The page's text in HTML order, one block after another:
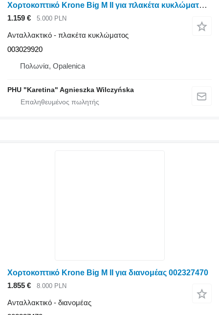
Χορτοκοπτικό Krone Big M II για πλακέτα κυκλώματος 003029920
1.159 € 5.000 PLN
Ανταλλακτικό - πλακέτα κυκλώματος
003029920
Πολωνία, Opalenica
PHU "Karetina" Agnieszka Wilczyńska
Χορτοκοπτικό Krone Big M II για διανομέας 002327470
1.855 €
8.000 PLN
Ανταλλακτικό - διανομέας